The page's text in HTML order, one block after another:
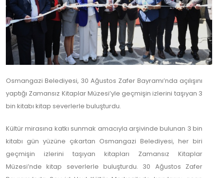
Osmangazi Belediyesi, 30 Ağustos Zafer Bayramı’nda açılışını
yaptığı Zamansız Kitaplar Müzesi’yle geçmişin izlerini taşıyan 3
bin kitabı kitap severlerle buluşturdu.
Kültür mirasına katkı sunmak amacıyla arşivinde bulunan 3 bin
kitabı gün yüzüne çıkartan Osmangazi Belediyesi, her biri
geçmişin izlerini taşıyan kitapları Zamansız Kitaplar
Müzesi’nde kitap severlerle buluşturdu. 30 Ağustos Zafer